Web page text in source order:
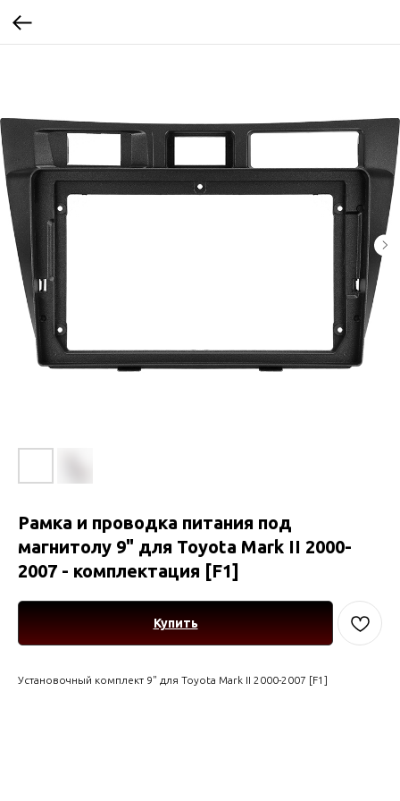
Рамка и проводка питания под
магнитолу 9" для Toyota Mark II 2000-
2007 - комплектация [F1]
Купить
Установочный комплект 9" для Toyota Mark II 2000-2007 [F1]